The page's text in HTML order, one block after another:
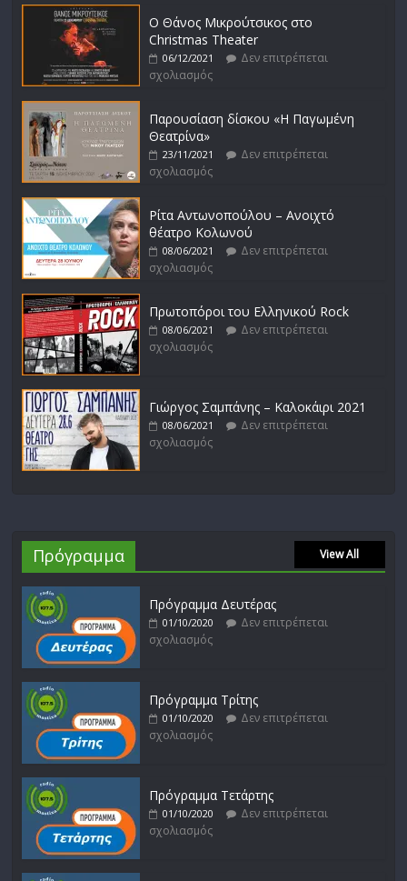
Ο Θάνος Μικρούτσικος στο
Christmas Theater
06/12/2021
Δεν επιτρέπεται
σχολιασμός
Παρουσίαση δίσκου «Η Παγωμένη
Θεατρίνα»
23/11/2021
Δεν επιτρέπεται
σχολιασμός
Ρίτα Αντωνοπούλου – Ανοιχτό
θέατρο Κολωνού
08/06/2021
Δεν επιτρέπεται
σχολιασμός
Πρωτοπόροι του Ελληνικού Rock
08/06/2021
Δεν επιτρέπεται
σχολιασμός
Γιώργος Σαμπάνης – Καλοκάιρι 2021
08/06/2021
Δεν επιτρέπεται
σχολιασμός
Πρόγραμμα View All
Πρόγραμμα Δευτέρας
01/10/2020
Δεν επιτρέπεται
σχολιασμός
Πρόγραμμα Τρίτης
01/10/2020
Δεν επιτρέπεται
σχολιασμός
Πρόγραμμα Τετάρτης
01/10/2020
Δεν επιτρέπεται
σχολιασμός